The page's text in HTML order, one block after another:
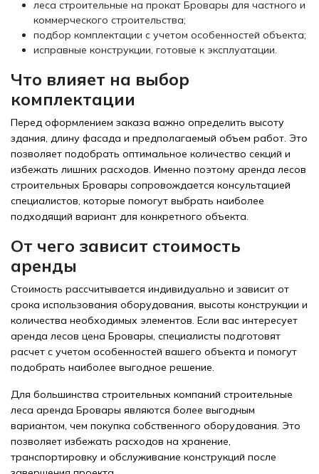
леса строительные на прокат Бровары для частного и
коммерческого строительства;
подбор комплектации с учетом особенностей объекта;
исправные конструкции, готовые к эксплуатации.
Что влияет на выбор
комплектации
Перед оформлением заказа важно определить высоту
здания, длину фасада и предполагаемый объем работ. Это
позволяет подобрать оптимальное количество секций и
избежать лишних расходов. Именно поэтому аренда лесов
строительных Бровары сопровождается консультацией
специалистов, которые помогут выбрать наиболее
подходящий вариант для конкретного объекта.
От чего зависит стоимость
аренды
Стоимость рассчитывается индивидуально и зависит от
срока использования оборудования, высоты конструкции и
количества необходимых элементов. Если вас интересует
аренда лесов цена Бровары, специалисты подготовят
расчет с учетом особенностей вашего объекта и помогут
подобрать наиболее выгодное решение.
Для большинства строительных компаний строительные
леса аренда Бровары являются более выгодным
вариантом, чем покупка собственного оборудования. Это
позволяет избежать расходов на хранение,
транспортировку и обслуживание конструкций после